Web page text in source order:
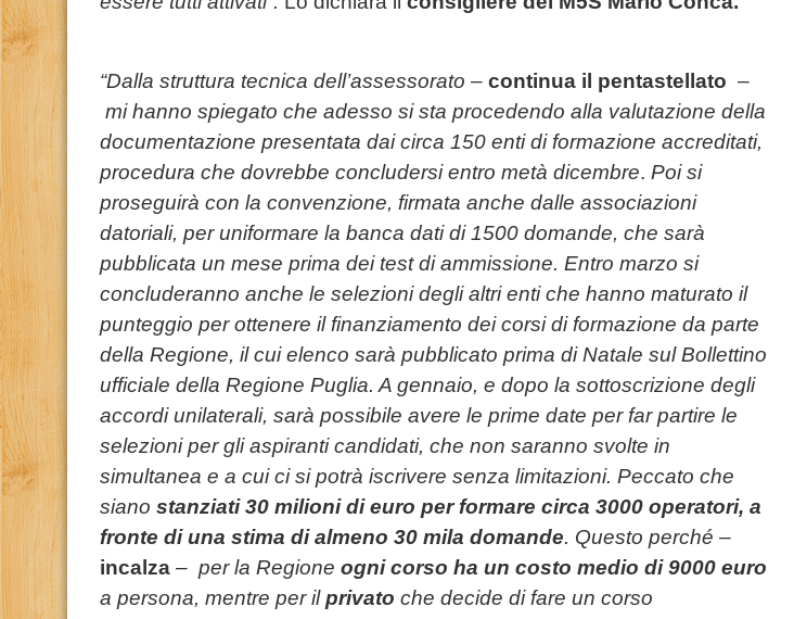
“Dalla struttura tecnica dell’assessorato – continua il pentastellato –
mi hanno spiegato che adesso si sta procedendo alla valutazione della
documentazione presentata dai circa 150 enti di formazione accreditati,
procedura che dovrebbe concludersi entro metà dicembre. Poi si
proseguirà con la convenzione, firmata anche dalle associazioni
datoriali, per uniformare la banca dati di 1500 domande, che sarà
pubblicata un mese prima dei test di ammissione. Entro marzo si
concluderanno anche le selezioni degli altri enti che hanno maturato il
punteggio per ottenere il finanziamento dei corsi di formazione da parte
della Regione, il cui elenco sarà pubblicato prima di Natale sul Bollettino
ufficiale della Regione Puglia. A gennaio, e dopo la sottoscrizione degli
accordi unilaterali, sarà possibile avere le prime date per far partire le
selezioni per gli aspiranti candidati, che non saranno svolte in
simultanea e a cui ci si potrà iscrivere senza limitazioni. Peccato che
siano stanziati 30 milioni di euro per formare circa 3000 operatori, a
fronte di una stima di almeno 30 mila domande. Questo perché –
incalza – per la Regione ogni corso ha un costo medio di 9000 euro
a persona, mentre per ilprivato che decide di fare un corso